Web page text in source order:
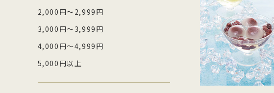
2,000円～2,999円
3,000円～3,999円
4,000円～4,999円
5,000円以上